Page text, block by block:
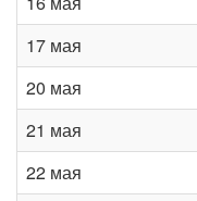
17 мая
20 мая
21 мая
22 мая